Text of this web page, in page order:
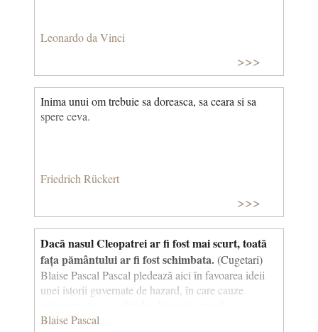
Leonardo da Vinci
>>>
Inima unui om trebuie sa doreasca, sa ceara si sa
spere ceva.
Friedrich Rückert
>>>
Dacă nasul Cleopatrei ar fi fost mai scurt, toată
fața pământului ar fi fost schimbata.(Cugetari)
Blaise Pascal Pascal pledează aici în favoarea ideii
unei istorii guvernate de hazard, în care cauze
evenimentelor. Astfel, Pascal afirmă că celebra regină
Blaise Pascal